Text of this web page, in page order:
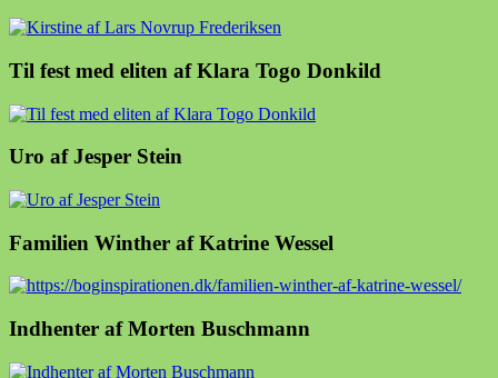
Til fest med eliten af Klara Togo Donkild
Uro af Jesper Stein
Familien Winther af Katrine Wessel
Indhenter af Morten Buschmann